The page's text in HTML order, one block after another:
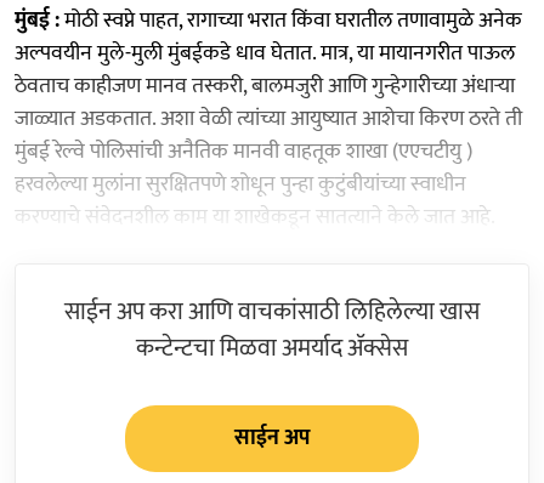
मुंबई :मोठी स्वप्ने पाहत, रागाच्या भरात किंवा घरातील तणावामुळे अनेक
अल्पवयीन मुले-मुली मुंबईकडे धाव घेतात. मात्र, या मायानगरीत पाऊल
ठेवताच काहीजण मानव तस्करी, बालमजुरी आणि गुन्हेगारीच्या अंधाऱ्या
जाळ्यात अडकतात. अशा वेळी त्यांच्या आयुष्यात आशेचा किरण ठरते ती
मुंबई रेल्वे पोलिसांची अनैतिक मानवी वाहतूक शाखा (एएचटीयु )
हरवलेल्या मुलांना सुरक्षितपणे शोधून पुन्हा कुटुंबीयांच्या स्वाधीन
करण्याचे संवेदनशील काम या शाखेकडून सातत्याने केले जात आहे.
साईन अप करा आणि वाचकांसाठी लिहिलेल्या खास
कन्टेन्टचा मिळवा अमर्याद ॲक्सेस
साईन अप